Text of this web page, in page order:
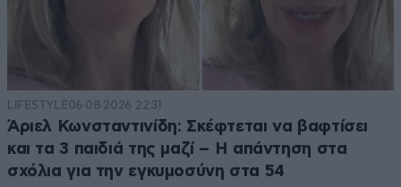
LIFESTYLE06·08·2026 22:31
Άριελ Κωνσταντινίδη: Σκέφτεται να βαφτίσει
και τα 3 παιδιά της μαζί – Η απάντηση στα
σχόλια για την εγκυμοσύνη στα 54